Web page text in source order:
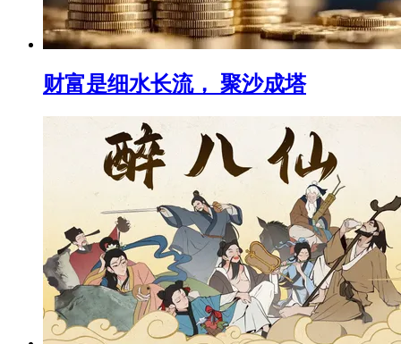
财富是细水长流， 聚沙成塔